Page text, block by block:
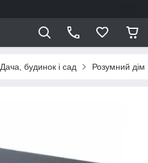
Дача, будинок і сад Розумний дім